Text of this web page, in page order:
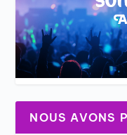
NOUS AVONS